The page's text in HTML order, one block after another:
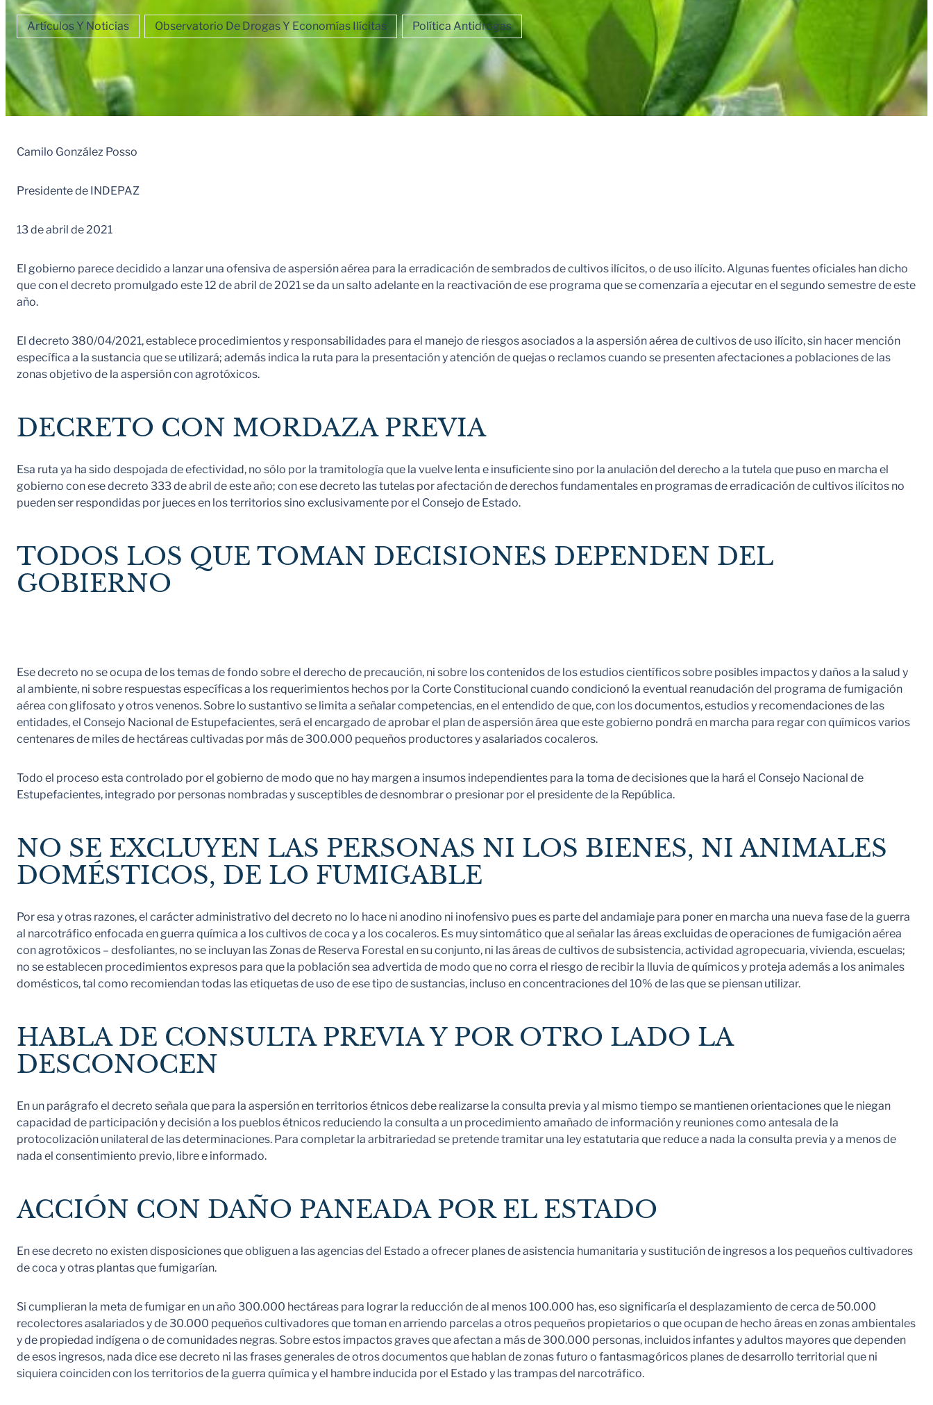
Artículos Y Noticias Observatorio De Drogas Y Economías Ilícitas Política Antidrogas
Camilo González Posso
Presidente de INDEPAZ
13 de abril de 2021
El gobierno parece decidido a lanzar una ofensiva de aspersión aérea para la erradicación de sembrados de cultivos ilícitos, o de uso ilícito. Algunas fuentes oficiales han dicho
que con el decreto promulgado este 12 de abril de 2021 se da un salto adelante en la reactivación de ese programa que se comenzaría a ejecutar en el segundo semestre de este
año.
El decreto 380/04/2021, establece procedimientos y responsabilidades para el manejo de riesgos asociados a la aspersión aérea de cultivos de uso ilícito, sin hacer mención
específica a la sustancia que se utilizará; además indica la ruta para la presentación y atención de quejas o reclamos cuando se presenten afectaciones a poblaciones de las
zonas objetivo de la aspersión con agrotóxicos.
DECRETO CON MORDAZA PREVIA
Esa ruta ya ha sido despojada de efectividad, no sólo por la tramitología que la vuelve lenta e insuficiente sino por la anulación del derecho a la tutela que puso en marcha el
gobierno con ese decreto 333 de abril de este año; con ese decreto las tutelas por afectación de derechos fundamentales en programas de erradicación de cultivos ilícitos no
pueden ser respondidas por jueces en los territorios sino exclusivamente por el Consejo de Estado.
TODOS LOS QUE TOMAN DECISIONES DEPENDEN DEL
GOBIERNO
Ese decreto no se ocupa de los temas de fondo sobre el derecho de precaución, ni sobre los contenidos de los estudios científicos sobre posibles impactos y daños a la salud y
al ambiente, ni sobre respuestas específicas a los requerimientos hechos por la Corte Constitucional cuando condicionó la eventual reanudación del programa de fumigación
aérea con glifosato y otros venenos. Sobre lo sustantivo se limita a señalar competencias, en el entendido de que, con los documentos, estudios y recomendaciones de las
entidades, el Consejo Nacional de Estupefacientes, será el encargado de aprobar el plan de aspersión área que este gobierno pondrá en marcha para regar con químicos varios
centenares de miles de hectáreas cultivadas por más de 300.000 pequeños productores y asalariados cocaleros.
Todo el proceso esta controlado por el gobierno de modo que no hay margen a insumos independientes para la toma de decisiones que la hará el Consejo Nacional de
Estupefacientes, integrado por personas nombradas y susceptibles de desnombrar o presionar por el presidente de la República.
NO SE EXCLUYEN LAS PERSONAS NI LOS BIENES, NI ANIMALES
DOMÉSTICOS, DE LO FUMIGABLE
Por esa y otras razones, el carácter administrativo del decreto no lo hace ni anodino ni inofensivo pues es parte del andamiaje para poner en marcha una nueva fase de la guerra
al narcotráfico enfocada en guerra química a los cultivos de coca y a los cocaleros. Es muy sintomático que al señalar las áreas excluidas de operaciones de fumigación aérea
con agrotóxicos – desfoliantes, no se incluyan las Zonas de Reserva Forestal en su conjunto, ni las áreas de cultivos de subsistencia, actividad agropecuaria, vivienda, escuelas;
no se establecen procedimientos expresos para que la población sea advertida de modo que no corra el riesgo de recibir la lluvia de químicos y proteja además a los animales
domésticos, tal como recomiendan todas las etiquetas de uso de ese tipo de sustancias, incluso en concentraciones del 10% de las que se piensan utilizar.
HABLA DE CONSULTA PREVIA Y POR OTRO LADO LA
DESCONOCEN
En un parágrafo el decreto señala que para la aspersión en territorios étnicos debe realizarse la consulta previa y al mismo tiempo se mantienen orientaciones que le niegan
capacidad de participación y decisión a los pueblos étnicos reduciendo la consulta a un procedimiento amañado de información y reuniones como antesala de la
protocolización unilateral de las determinaciones. Para completar la arbitrariedad se pretende tramitar una ley estatutaria que reduce a nada la consulta previa y a menos de
nada el consentimiento previo, libre e informado.
ACCIÓN CON DAÑO PANEADA POR EL ESTADO
En ese decreto no existen disposiciones que obliguen a las agencias del Estado a ofrecer planes de asistencia humanitaria y sustitución de ingresos a los pequeños cultivadores
de coca y otras plantas que fumigarían.
Si cumplieran la meta de fumigar en un año 300.000 hectáreas para lograr la reducción de al menos 100.000 has, eso significaría el desplazamiento de cerca de 50.000
recolectores asalariados y de 30.000 pequeños cultivadores que toman en arriendo parcelas a otros pequeños propietarios o que ocupan de hecho áreas en zonas ambientales
y de propiedad indígena o de comunidades negras. Sobre estos impactos graves que afectan a más de 300.000 personas, incluidos infantes y adultos mayores que dependen
de esos ingresos, nada dice ese decreto ni las frases generales de otros documentos que hablan de zonas futuro o fantasmagóricos planes de desarrollo territorial que ni
siquiera coinciden con los territorios de la guerra química y el hambre inducida por el Estado y las trampas del narcotráfico.